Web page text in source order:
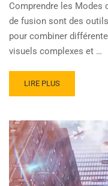
Comprendre les Modes
de fusion sont des
pour combiner
visuels complexes et …
READ
MORE
LES
MODES
DE
FUSION
DANS
LE
LIRE PLUS